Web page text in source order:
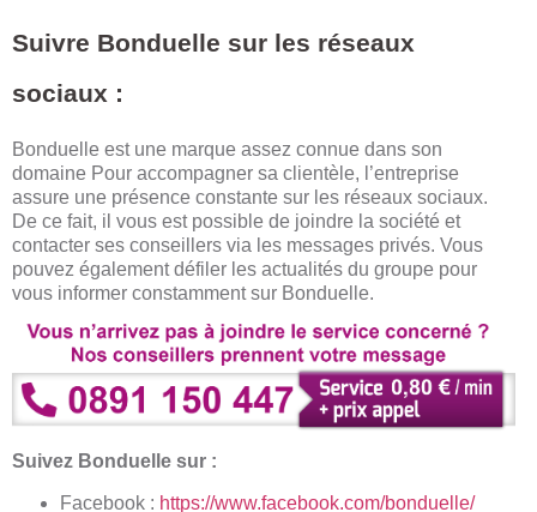
Suivre Bonduelle sur les réseaux
sociaux :
Bonduelle est une marque assez connue dans son
domaine Pour accompagner sa clientèle, l’entreprise
assure une présence constante sur les réseaux sociaux.
De ce fait, il vous est possible de joindre la société et
contacter ses conseillers via les messages privés. Vous
pouvez également défiler les actualités du groupe pour
vous informer constamment sur Bonduelle.
Suivez Bonduelle sur :
Facebook : https://www.facebook.com/bonduelle/